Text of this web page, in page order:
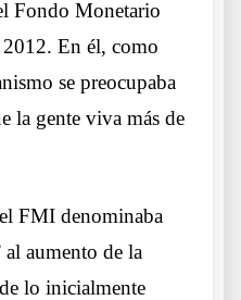
Fondo Monetario
En él, como
se preocupaba
la gente viva más de
FMI denominaba
aumento de la
lo inicialmente